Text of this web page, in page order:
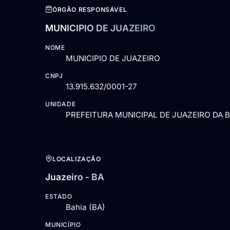
ÓRGÃO RESPONSÁVEL
MUNICIPIO DE JUAZEIRO
NOME
MUNICIPIO DE JUAZEIRO
CNPJ
13.915.632/0001-27
UNIDADE
PREFEITURA MUNICIPAL DE JUAZEIRO DA
LOCALIZAÇÃO
Juazeiro - BA
ESTADO
Bahia (BA)
MUNICÍPIO